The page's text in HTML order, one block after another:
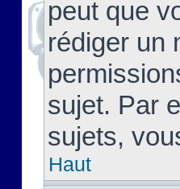
peut que
rédiger un
sujet. Par
sujets,
Haut